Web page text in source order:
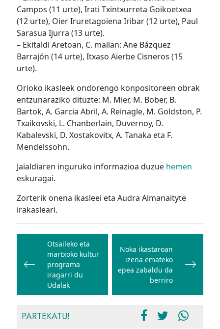
Campos (11 urte), Irati Txintxurreta Goikoetxea
(12 urte), Oier Iruretagoiena Iribar (12 urte), Paul
Sarasua Ijurra (13 urte).
– Ekitaldi Aretoan, C. mailan: Ane Bázquez
Barrajón (14 urte), Itxaso Aierbe Cisneros (15
urte).
Orioko ikasleek ondorengo konpositoreen obrak
entzunaraziko dituzte: M. Mier, M. Bober, B.
Bartok, A. Garcia Abril, A. Reinagle, M. Goldston, P.
Txaikovski, L. Chanberlain, Duvernoy, D.
Kabalevski, D. Xostakovitx, A. Tanaka eta F.
Mendelssohn.
Jaialdiaren inguruko informazioa duzue hemen
eskuragai.
Zorterik onena ikasleei eta Audra Almanaityte
irakasleari.
Bidalketetan
zehar
nabigatu
Otsaileko eta
martxoko kultur
programa
iragarri du
Udalak
Noka ikastaroan
izena emateko
epea zabaldu da
berriro
PARTEKATU!